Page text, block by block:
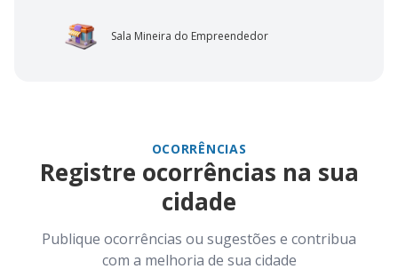
Sala Mineira do Empreendedor
OCORRÊNCIAS
Registre ocorrências na sua
cidade
Publique ocorrências ou sugestões e contribua
com a melhoria de sua cidade